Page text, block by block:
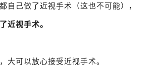
己做了近视手术（这也不可能），
近视手术。
大可以放心接受近视手术。